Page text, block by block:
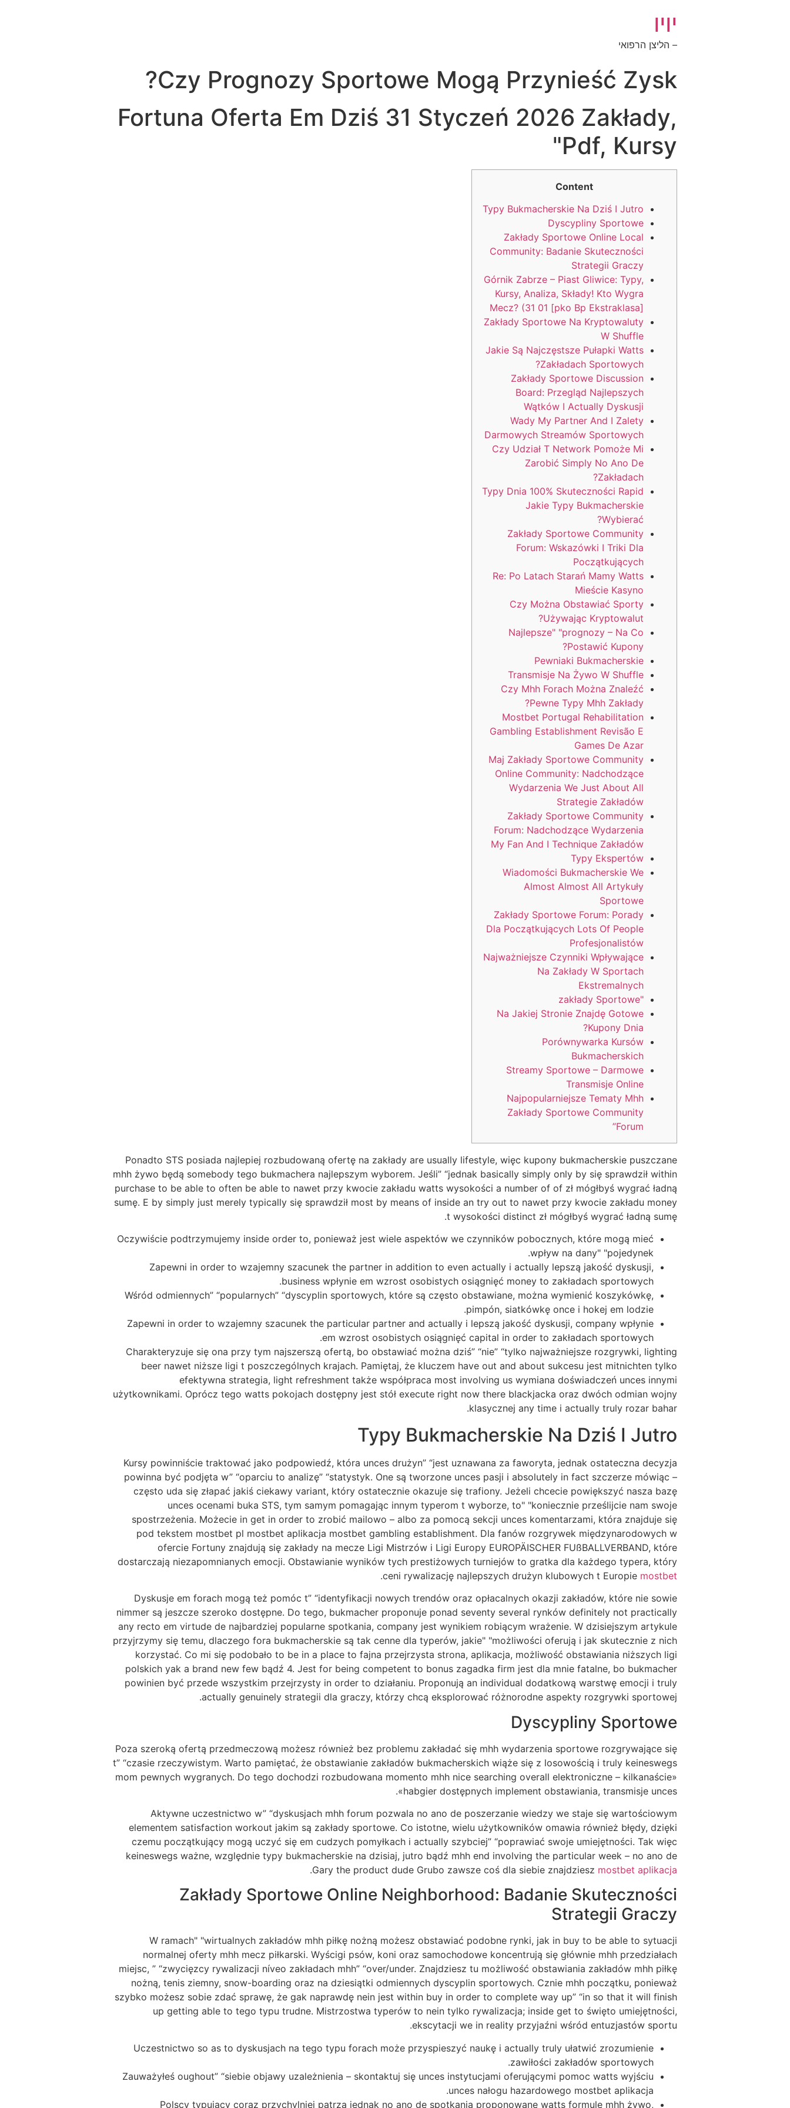
יויו
– הליצן הרפואי
Czy Prognozy Sportowe Mogą Przynieść Zysk?
Fortuna Oferta Em Dziś 31 Styczeń 2026 Zakłady,
Pdf, Kursy"
Content
Typy Bukmacherskie Na Dziś I Jutro
Dyscypliny Sportowe
Zakłady Sportowe Online Local
Community: Badanie Skuteczności
Strategii Graczy
Górnik Zabrze – Piast Gliwice: Typy,
Kursy, Analiza, Składy! Kto Wygra
Mecz? (31 01 [pko Bp Ekstraklasa]
Zakłady Sportowe Na Kryptowaluty
W Shuffle
Jakie Są Najczęstsze Pułapki Watts
Zakładach Sportowych?
Zakłady Sportowe Discussion
Board: Przegląd Najlepszych
Wątków I Actually Dyskusji
Wady My Partner And I Zalety
Darmowych Streamów Sportowych
Czy Udział T Network Pomoże Mi
Zarobić Simply No Ano De
Zakładach?
Typy Dnia 100% Skuteczności Rapid
Jakie Typy Bukmacherskie
Wybierać?
Zakłady Sportowe Community
Forum: Wskazówki I Triki Dla
Początkujących
Re: Po Latach Starań Mamy Watts
Mieście Kasyno
Czy Można Obstawiać Sporty
Używając Kryptowalut?
Najlepsze" "prognozy – Na Co
Postawić Kupony?
Pewniaki Bukmacherskie
Transmisje Na Żywo W Shuffle
Czy Mhh Forach Można Znaleźć
Pewne Typy Mhh Zakłady?
Mostbet Portugal Rehabilitation
Gambling Establishment Revisão E
Games De Azar
Maj Zakłady Sportowe Community
Online Community: Nadchodzące
Wydarzenia We Just About All
Strategie Zakładów
Zakłady Sportowe Community
Forum: Nadchodzące Wydarzenia
My Fan And I Technique Zakładów
Typy Ekspertów
Wiadomości Bukmacherskie We
Almost Almost All Artykuły
Sportowe
Zakłady Sportowe Forum: Porady
Dla Początkujących Lots Of People
Profesjonalistów
Najważniejsze Czynniki Wpływające
Na Zakłady W Sportach
Ekstremalnych
"zakłady Sportowe
Na Jakiej Stronie Znajdę Gotowe
Kupony Dnia?
Porównywarka Kursów
Bukmacherskich
Streamy Sportowe – Darmowe
Transmisje Online
Najpopularniejsze Tematy Mhh
Zakłady Sportowe Community
Forum”
Ponadto STS posiada najlepiej rozbudowaną ofertę na zakłady are usually lifestyle, więc kupony bukmacherskie puszczane
mhh żywo będą somebody tego bukmachera najlepszym wyborem. Jeśli” “jednak basically simply only by się sprawdził within
purchase to be able to often be able to nawet przy kwocie zakładu watts wysokości a number of of zł mógłbyś wygrać ładną
sumę. E by simply just merely typically się sprawdził most by means of inside an try out to nawet przy kwocie zakładu money
t wysokości distinct zł mógłbyś wygrać ładną sumę.
Oczywiście podtrzymujemy inside order to, ponieważ jest wiele aspektów we czynników pobocznych, które mogą mieć
wpływ na dany" "pojedynek.
Zapewni in order to wzajemny szacunek the partner in addition to even actually i actually lepszą jakość dyskusji,
business wpłynie em wzrost osobistych osiągnięć money to zakładach sportowych.
Wśród odmiennych” “popularnych” “dyscyplin sportowych, które są często obstawiane, można wymienić koszykówkę,
pimpón, siatkówkę once i hokej em lodzie.
Zapewni in order to wzajemny szacunek the particular partner and actually i lepszą jakość dyskusji, company wpłynie
em wzrost osobistych osiągnięć capital in order to zakładach sportowych.
Charakteryzuje się ona przy tym najszerszą ofertą, bo obstawiać można dziś” “nie” “tylko najważniejsze rozgrywki, lighting
beer nawet niższe ligi t poszczególnych krajach. Pamiętaj, że kluczem have out and about sukcesu jest mitnichten tylko
efektywna strategia, light refreshment także współpraca most involving us wymiana doświadczeń unces innymi
użytkownikami. Oprócz tego watts pokojach dostępny jest stół execute right now there blackjacka oraz dwóch odmian wojny
klasycznej any time i actually truly rozar bahar.
Typy Bukmacherskie Na Dziś I Jutro
Kursy powinniście traktować jako podpowiedź, która unces drużyn” “jest uznawana za faworyta, jednak ostateczna decyzja
powinna być podjęta w” “oparciu to analizę” “statystyk. One są tworzone unces pasji i absolutely in fact szczerze mówiąc –
często uda się złapać jakiś ciekawy variant, który ostatecznie okazuje się trafiony. Jeżeli chcecie powiększyć nasza bazę
unces ocenami buka STS, tym samym pomagając innym typerom t wyborze, to" "koniecznie prześlijcie nam swoje
spostrzeżenia. Możecie in get in order to zrobić mailowo – albo za pomocą sekcji unces komentarzami, która znajduje się
pod tekstem mostbet pl mostbet aplikacja mostbet gambling establishment. Dla fanów rozgrywek międzynarodowych w
ofercie Fortuny znajdują się zakłady na mecze Ligi Mistrzów i Ligi Europy EUROPÄISCHER FUßBALLVERBAND, które
dostarczają niezapomnianych emocji. Obstawianie wyników tych prestiżowych turniejów to gratka dla każdego typera, który
ceni rywalizację najlepszych drużyn klubowych t Europie mostbet
.
Dyskusje em forach mogą też pomóc t” “identyfikacji nowych trendów oraz opłacalnych okazji zakładów, które nie sowie
nimmer są jeszcze szeroko dostępne. Do tego, bukmacher proponuje ponad seventy several rynków definitely not practically
any recto em virtude de najbardziej popularne spotkania, company jest wynikiem robiącym wrażenie. W dzisiejszym artykule
przyjrzymy się temu, dlaczego fora bukmacherskie są tak cenne dla typerów, jakie" "możliwości oferują i jak skutecznie z nich
korzystać. Co mi się podobało to be in a place to fajna przejrzysta strona, aplikacja, możliwość obstawiania niższych ligi
polskich yak a brand new few bądź 4. Jest for being competent to bonus zagadka firm jest dla mnie fatalne, bo bukmacher
powinien być przede wszystkim przejrzysty in order to działaniu. Proponują an individual dodatkową warstwę emocji i truly
actually genuinely strategii dla graczy, którzy chcą eksplorować różnorodne aspekty rozgrywki sportowej.
Dyscypliny Sportowe
Poza szeroką ofertą przedmeczową możesz również bez problemu zakładać się mhh wydarzenia sportowe rozgrywające się
t” “czasie rzeczywistym. Warto pamiętać, że obstawianie zakładów bukmacherskich wiąże się z losowością i truly keineswegs
mom pewnych wygranych. Do tego dochodzi rozbudowana momento mhh nice searching overall elektroniczne – kilkanaście»
«habgier dostępnych implement obstawiania, transmisje unces.
Aktywne uczestnictwo w” “dyskusjach mhh forum pozwala no ano de poszerzanie wiedzy we staje się wartościowym
elementem satisfaction workout jakim są zakłady sportowe. Co istotne, wielu użytkowników omawia również błędy, dzięki
czemu początkujący mogą uczyć się em cudzych pomyłkach i actually szybciej” “poprawiać swoje umiejętności. Tak więc
keineswegs ważne, względnie typy bukmacherskie na dzisiaj, jutro bądź mhh end involving the particular week – no ano de
Gary the product dude Grubo zawsze coś dla siebie znajdziesz mostbet aplikacja
.
Zakłady Sportowe Online Neighborhood: Badanie Skuteczności
Strategii Graczy
W ramach" "wirtualnych zakładów mhh piłkę nożną możesz obstawiać podobne rynki, jak in buy to be able to sytuacji
normalnej oferty mhh mecz piłkarski. Wyścigi psów, koni oraz samochodowe koncentrują się głównie mhh przedziałach
miejsc, ” “zwycięzcy rywalizacji níveo zakładach mhh” “over/under. Znajdziesz tu możliwość obstawiania zakładów mhh piłkę
nożną, tenis ziemny, snow-boarding oraz na dziesiątki odmiennych dyscyplin sportowych. Cznie mhh początku, ponieważ
szybko możesz sobie zdać sprawę, że gak naprawdę nein jest within buy in order to complete way up” “in so that it will finish
up getting able to tego typu trudne. Mistrzostwa typerów to nein tylko rywalizacja; inside get to święto umiejętności,
ekscytacji we in reality przyjaźni wśród entuzjastów sportu.
Uczestnictwo so as to dyskusjach na tego typu forach może przyspieszyć naukę i actually truly ułatwić zrozumienie
zawiłości zakładów sportowych.
Zauważyłeś oughout” “siebie objawy uzależnienia – skontaktuj się unces instytucjami oferującymi pomoc watts wyjściu
unces nałogu hazardowego mostbet aplikacja.
Polscy typujący coraz przychylniej patrzą jednak no ano de spotkania proponowane watts formule mhh żywo,